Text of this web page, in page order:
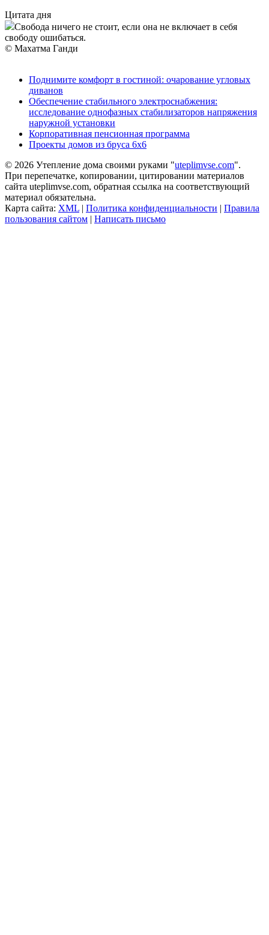
Цитата дня
Свобода ничего не стоит, если она не включает в себя
свободу ошибаться.
© Махатма Ганди
Поднимите комфорт в гостиной: очарование угловых
диванов
Обеспечение стабильного электроснабжения:
исследование однофазных стабилизаторов напряжения
наружной установки
Корпоративная пенсионная программа
Проекты домов из бруса 6х6
© 2026 Утепление дома своими руками "uteplimvse.com".
При перепечатке, копировании, цитировании материалов
сайта uteplimvse.com, обратная ссылка на соответствующий
материал обязательна.
Карта сайта: XML | Политика конфиденциальности | Правила
пользования сайтом | Написать письмо